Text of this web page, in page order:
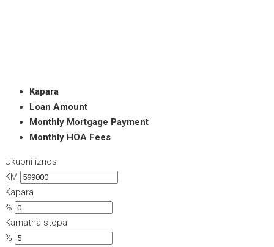
Kapara
Loan Amount
Monthly Mortgage Payment
Monthly HOA Fees
Ukupni iznos
KM
Kapara
%
Kamatna stopa
%